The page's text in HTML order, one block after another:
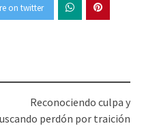
on twitter
Reconociendo culpa y
perdón por traición